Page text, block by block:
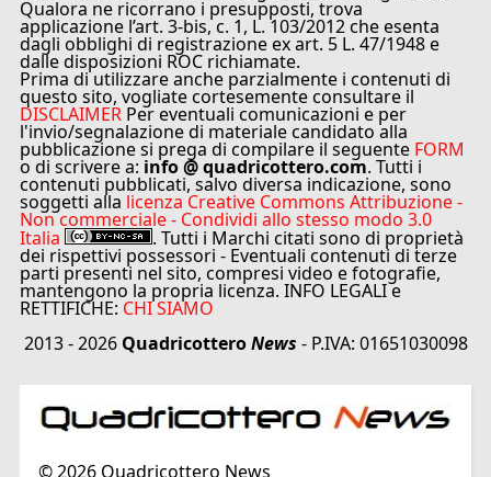
Qualora ne ricorrano i presupposti, trova
applicazione l’art. 3-bis, c. 1, L. 103/2012 che esenta
dagli obblighi di registrazione ex art. 5 L. 47/1948 e
dalle disposizioni ROC richiamate.
Prima di utilizzare anche parzialmente i contenuti di
questo sito, vogliate cortesemente consultare il
DISCLAIMER Per eventuali comunicazioni e per
l'invio/segnalazione di materiale candidato alla
pubblicazione si prega di compilare il seguente FORM
o di scrivere a: info @ quadricottero.com. Tutti i
contenuti pubblicati, salvo diversa indicazione, sono
soggetti alla licenza Creative Commons Attribuzione -
Non commerciale - Condividi allo stesso modo 3.0
Italia . Tutti i Marchi citati sono di proprietà
dei rispettivi possessori - Eventuali contenuti di terze
parti presenti nel sito, compresi video e fotografie,
mantengono la propria licenza. INFO LEGALI e
RETTIFICHE: CHI SIAMO
2013 - 2026 QuadricotteroNews - P.IVA: 01651030098
© 2026Quadricottero News